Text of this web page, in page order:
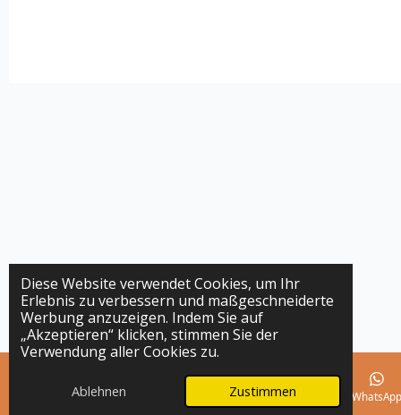
Diese Website verwendet Cookies, um Ihr
Erlebnis zu verbessern und maßgeschneiderte
Werbung anzuzeigen. Indem Sie auf
„Akzeptieren“ klicken, stimmen Sie der
Verwendung aller Cookies zu.
Ablehnen Zustimmen
Telefon Instagram WhatsApp